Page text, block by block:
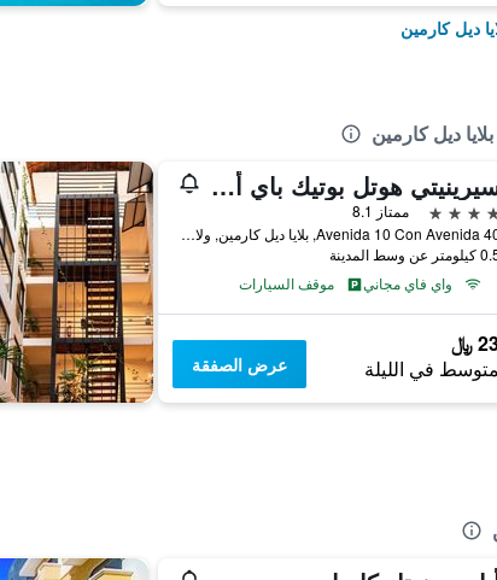
ديل كارمين
ديل كارمين
سيرينيتي هوتل بوتيك باي ألسول
ممتاز 8.1
Avenida 10 Con Avenida 40, بلايا ديل كارمين, ولاية كينتانا رو, المكسيك
عن وسط المدينة
واي فاي مجاني
موقف السيارات
﷼
في الليلة عرض الصفقة